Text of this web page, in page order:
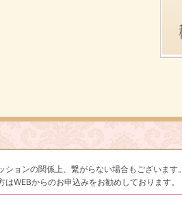
ションの関係上、繋がらない場合もございます。
はWEBからのお申込みをお勧めしております。